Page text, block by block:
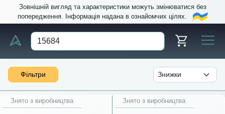
Зовнішній вигляд та характеристики можуть змінюватися без
попередження. Інформація надана в ознайомчих цілях.
Фільтри
Знято з виробництва Знято з виробництва